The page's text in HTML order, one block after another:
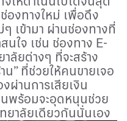
องทางใหม่ เพื่อดึง
เข้ามา ผ่านช่องทางที่
นใจ เช่น ช่องทาง E-
ลัยต่างๆ ที่จะสร้าง
น” ที่ช่วยให้คนขายเจอ
านการเสียเงิน
พร้อมจะอุดหนุนช่วย
ยาลัยเดียวกันนั่นเอง